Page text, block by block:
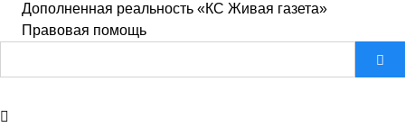
Дополненная реальность «КС Живая газета»
Правовая помощь